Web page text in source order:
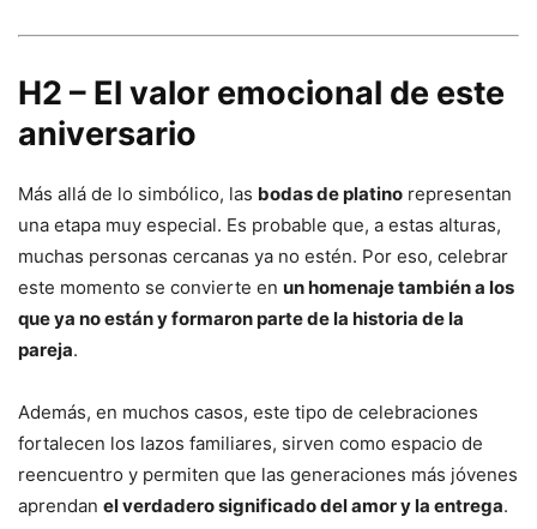
H2 – El valor emocional de este
aniversario
Más allá de lo simbólico, las bodas de platino representan
una etapa muy especial. Es probable que, a estas alturas,
muchas personas cercanas ya no estén. Por eso, celebrar
este momento se convierte en un homenaje también a los
que ya no están y formaron parte de la historia de la
pareja.
Además, en muchos casos, este tipo de celebraciones
fortalecen los lazos familiares, sirven como espacio de
reencuentro y permiten que las generaciones más jóvenes
aprendan el verdadero significado del amor y la entrega.